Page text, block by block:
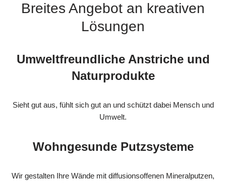
Breites Angebot an kreativen
Lösungen
Umweltfreundliche Anstriche und
Naturprodukte
Sieht gut aus, fühlt sich gut an und schützt dabei Mensch und
Umwelt.
Wohngesunde Putzsysteme
Wir gestalten Ihre Wände mit diffusionsoffenen Mineralputzen,